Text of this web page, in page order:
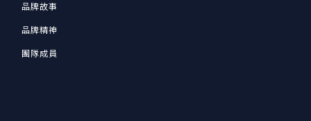
品牌故事
品牌精神
團隊成員